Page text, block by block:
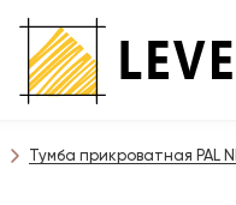
Тумба прикроватная PAL